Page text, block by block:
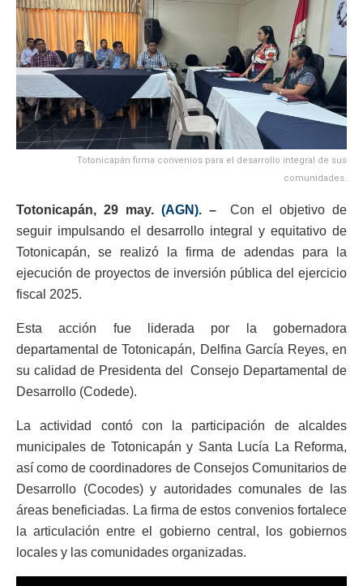
Totonicapán firma convenios para el desarrollo integral de sus
comunidades.
Totonicapán, 29 may. (AGN).–
Con el objetivo de
seguir impulsando el desarrollo integral y equitativo de
Totonicapán, se realizó la firma de adendas para la
ejecución de proyectos de inversión pública del ejercicio
fiscal 2025.
Esta acción fue liderada por la gobernadora
departamental de Totonicapán, Delfina García Reyes, en
su calidad de Presidenta del Consejo Departamental de
Desarrollo (Codede).
La actividad contó con la participación de alcaldes
municipales de Totonicapán y Santa Lucía La Reforma,
así como de coordinadores de Consejos Comunitarios de
Desarrollo (Cocodes) y autoridades comunales de las
áreas beneficiadas. La firma de estos convenios fortalece
la articulación entre el gobierno central, los gobiernos
locales y las comunidades organizadas.